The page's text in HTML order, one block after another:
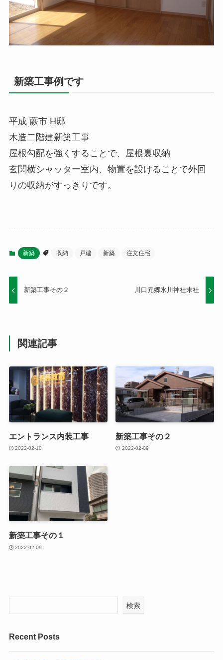
新築工事例です
平成 蕨市 H邸
木造二階建新築工事
屋根勾配を強くすることで、屋根裏収納
玄関横シャッター室内、物置を設けることで外回
りの収納がすっきりです。
新築 収納 戸建 新築 注文住宅
新築工事その２ 川口元郷氷川神社末社
関連記事
エントランス内装工事
2022-02-10
新築工事その２
2022-02-09
新築工事その１
2022-02-09
検索
Recent Posts